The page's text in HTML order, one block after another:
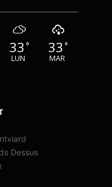
33 °
LUN
33 °
MAR
Dessus